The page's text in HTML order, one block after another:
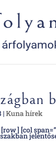
| Kuna hírek
] [col